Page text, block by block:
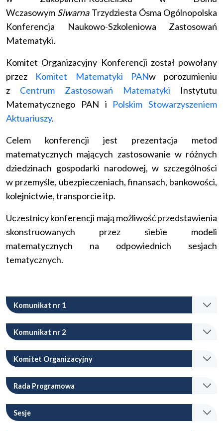
Wczasowym SiwarnaTrzydziesta Ósma Ogólnopolska
Konferencja Naukowo-Szkoleniowa Zastosowań
Matematyki.
Komitet Organizacyjny Konferencji został powołany
przez Komitet Matematyki PANw porozumieniu
z Centrum Zastosowań Matematyki Instytutu
Matematycznego PAN i Polskim Stowarzyszeniem
Aktuariuszy.
Celem konferencji jest prezentacja metod
matematycznych mających zastosowanie w różnych
dziedzinach gospodarki narodowej, w szczególności
w przemyśle, ubezpieczeniach, finansach, bankowości,
kolejnictwie, transporcie itp.
Uczestnicy konferencji mają możliwość przedstawienia
skonstruowanych przez siebie modeli
matematycznych na odpowiednich sesjach
tematycznych.
Komunikat nr 1
Komunikat nr 2
Komitet Organizacyjny
Rada Programowa
Sesje